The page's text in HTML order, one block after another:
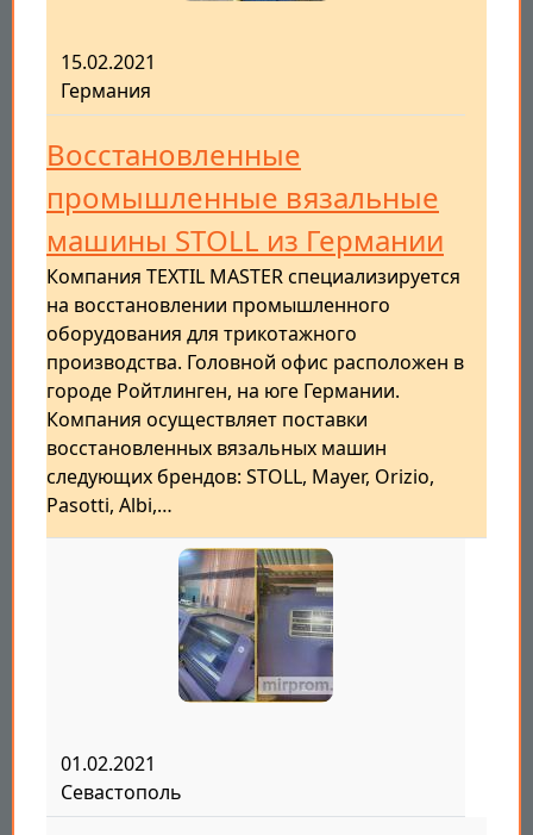
15.02.2021
Германия
Восстановленные
промышленные вязальные
машины STOLL из Германии
Компания TEXTIL MASTER специализируется
на восстановлении промышленного
оборудования для трикотажного
производства. Головной офис расположен в
городе Ройтлинген, на юге Германии.
Компания осуществляет поставки
восстановленных вязальных машин
следующих брендов: STOLL, Mayer, Orizio,
Pasotti, Albi,…
01.02.2021
Севастополь